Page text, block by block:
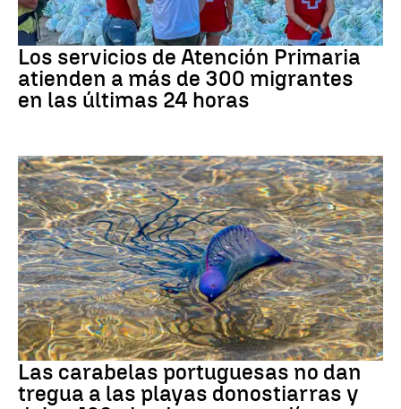
Crisis migratoria
Los servicios de Atención Primaria
atienden a más de 300 migrantes
en las últimas 24 horas
PAÍS VASCO
Las carabelas portuguesas no dan
tregua a las playas donostiarras y